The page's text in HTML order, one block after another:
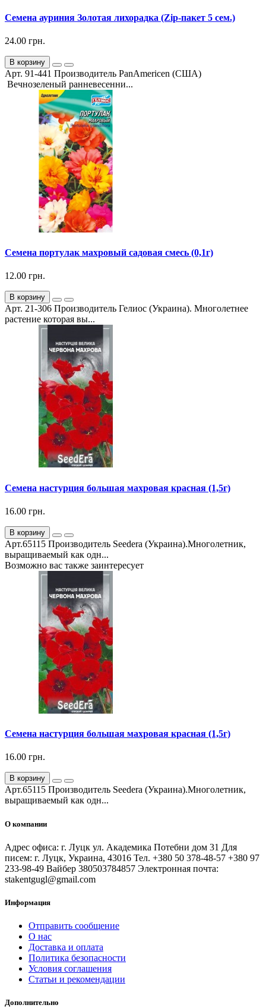
Семена ауриния Золотая лихорадка (Zip-пакет 5 сем.)
24.00 грн.
В корзину
Арт. 91-441 Производитель PanAmericen (США)
Вечнозеленый ранневесенни...
Семена портулак махровый садовая смесь (0,1г)
12.00 грн.
В корзину
Арт. 21-306 Производитель Гелиос (Украина). Многолетнее
растение которая вы...
Семена настурция большая махровая красная (1,5г)
16.00 грн.
В корзину
Арт.65115 Производитель Seedera (Украина).Многолетник,
выращиваемый как одн...
Возможно вас также заинтересует
Семена настурция большая махровая красная (1,5г)
16.00 грн.
В корзину
Арт.65115 Производитель Seedera (Украина).Многолетник,
выращиваемый как одн...
О компании
Адрес офиса: г. Луцк ул. Академика Потебни дом 31 Для
писем: г. Луцк, Украина, 43016 Тел. +380 50 378-48-57 +380 97
233-98-49 Вайбер 380503784857 Электронная почта:
stakentgugl@gmail.com
Информация
Отправить сообщение
О нас
Доставка и оплата
Политика безопасности
Условия соглашения
Статьи и рекомендации
Дополнительно